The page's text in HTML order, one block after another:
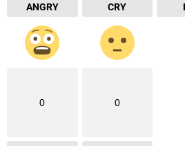
ANGRY CRY
0 0